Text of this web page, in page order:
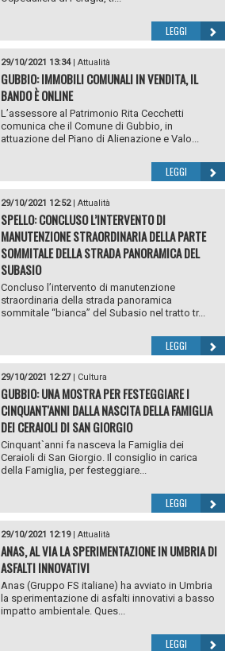
LEGGI
29/10/2021 13:34| Attualità
GUBBIO: IMMOBILI COMUNALI IN VENDITA, IL
BANDO È ONLINE
L’assessore al Patrimonio Rita Cecchetti
comunica che il Comune di Gubbio, in
attuazione del Piano di Alienazione e Valo...
LEGGI
29/10/2021 12:52| Attualità
SPELLO: CONCLUSO L’INTERVENTO DI
MANUTENZIONE STRAORDINARIA DELLA PARTE
SOMMITALE DELLA STRADA PANORAMICA DEL
SUBASIO
Concluso l’intervento di manutenzione
straordinaria della strada panoramica
sommitale “bianca” del Subasio nel tratto tr...
LEGGI
29/10/2021 12:27| Cultura
GUBBIO: UNA MOSTRA PER FESTEGGIARE I
CINQUANT'ANNI DALLA NASCITA DELLA FAMIGLIA
DEI CERAIOLI DI SAN GIORGIO
Cinquant`anni fa nasceva la Famiglia dei
Ceraioli di San Giorgio. Il consiglio in carica
della Famiglia, per festeggiare...
LEGGI
29/10/2021 12:19| Attualità
ANAS, AL VIA LA SPERIMENTAZIONE IN UMBRIA DI
ASFALTI INNOVATIVI
Anas (Gruppo FS italiane) ha avviato in Umbria
la sperimentazione di asfalti innovativi a basso
impatto ambientale. Ques...
LEGGI